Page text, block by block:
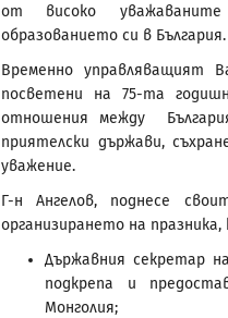
от високо уважаваните
образованието си в България.
Временно управляващият
посветени на 75-та
отношения между
приятелски държави,
уважение.
Г-н Ангелов, поднесе
организирането на празника,
Държавния секретар
подкрепа и
Монголия;